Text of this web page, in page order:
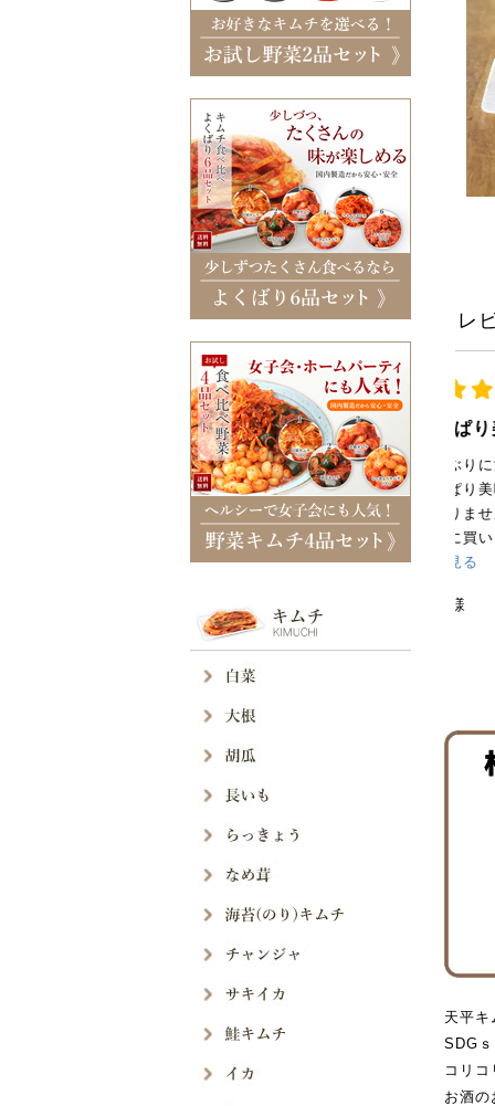
レ
やっぱり美味！
久しぶりに注文しました。
やっぱり美味しい！食べ出したら
止まりません。
多めに買いましたが、あっ...
っと見る
天平キ
SDG
コリ
お酒